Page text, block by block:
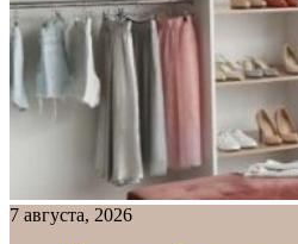
7 августа, 2026